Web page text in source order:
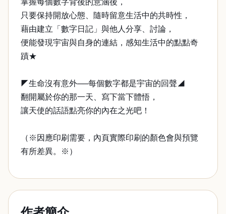
掌握每個數字背後的意涵後，
只要保持開放心態、隨時留意生活中的共時性，
藉由建立「數字日記」與他人分享、討論，
便能發現宇宙與自身的連結，感知生活中的點點奇
蹟★
◤生命沒有意外──每個數字都是宇宙的回聲◢
翻開屬於你的那一天、寫下當下體悟，
讓天使的話語點亮你的內在之光吧！
（※因應印刷需要，內頁實際印刷的顏色會與預覽
有所差異。※）